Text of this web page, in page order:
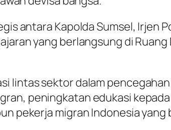
antara Kapolda Sumsel, Irjen
yang berlangsung di
sektor dalam
peningkatan edukasi
pekerja migran Indonesia yang